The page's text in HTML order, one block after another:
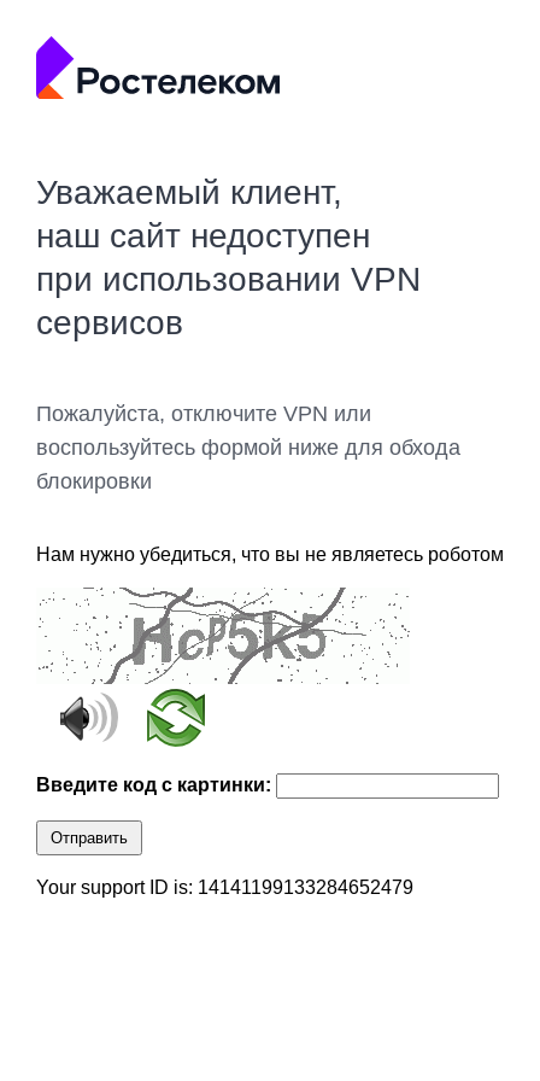
Уважаемый клиент,
наш сайт недоступен
при использовании VPN
сервисов
Пожалуйста, отключите VPN или
воспользуйтесь формой ниже для обхода
блокировки
Нам нужно убедиться, что вы не являетесь роботом
Введите код с картинки:
Отправить
Your support ID is: 14141199133284652479